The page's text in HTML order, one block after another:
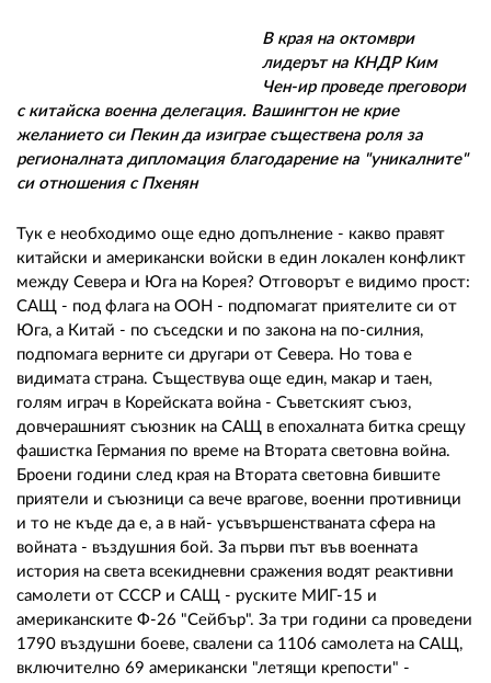
В края на октомври
лидерът на КНДР Ким
Чен-ир проведе преговори
с китайска военна делегация. Вашингтон не крие
желанието си Пекин да изиграе съществена роля за
регионалната дипломация благодарение на "уникалните"
си отношения с Пхенян
Тук е необходимо още едно допълнение - какво правят
китайски и американски войски в един локален конфликт
между Севера и Юга на Корея? Отговорът е видимо прост:
САЩ - под флага на ООН - подпомагат приятелите си от
Юга, а Китай - по съседски и по закона на по-силния,
подпомага верните си другари от Севера. Но това е
видимата страна. Съществува още един, макар и таен,
голям играч в Корейската война - Съветският съюз,
довчерашният съюзник на САЩ в епохалната битка срещу
фашистка Германия по време на Втората световна война.
Броени години след края на Втората световна бившите
приятели и съюзници са вече врагове, военни противници
и то не къде да е, а в най- усъвършенстваната сфера на
войната - въздушния бой. За първи път във военната
история на света всекидневни сражения водят реактивни
самолети от СССР и САЩ - руските МИГ-15 и
американските Ф-26 "Сейбър". За три години са проведени
1790 въздушни боеве, свалени са 1106 самолета на САЩ,
включително 69 американски "летящи крепости" -